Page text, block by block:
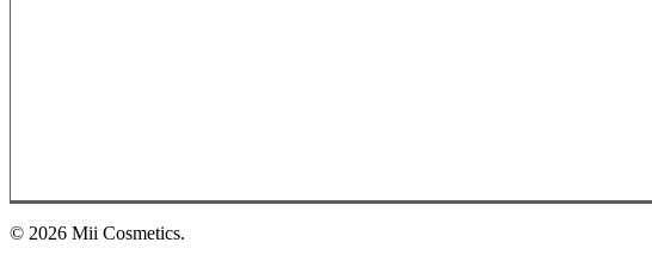
© 2026 Mii Cosmetics.